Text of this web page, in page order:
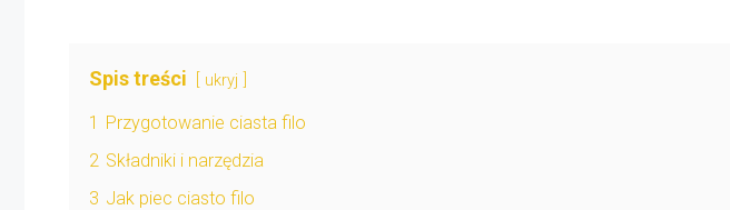
Spis treści ukryj
1 Przygotowanie ciasta filo
2 Składniki i narzędzia
3 Jak piec ciasto filo